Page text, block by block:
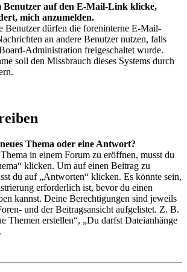
Benutzer auf den E-Mail-Link klicke,
mich anzumelden.
Benutzer dürfen die foreninterne E-Mail-
an andere Benutzer nutzen, falls
Administration freigeschaltet wurde.
soll den Missbrauch dieses Systems durch
Thema oder eine Antwort?
in einem Forum zu eröffnen, musst du
klicken. Um auf einen Beitrag zu
du auf „Antworten“ klicken. Es könnte sein,
erforderlich ist, bevor du einen
kannst. Deine Berechtigungen sind jeweils
und der Beitragsansicht aufgelistet. Z. B.
Themen erstellen“, „Du darfst Dateianhänge